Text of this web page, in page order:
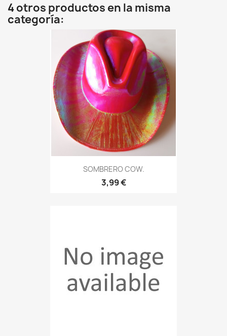
4 otros productos en la misma
categoría:
SOMBRERO COW.
3,99 €